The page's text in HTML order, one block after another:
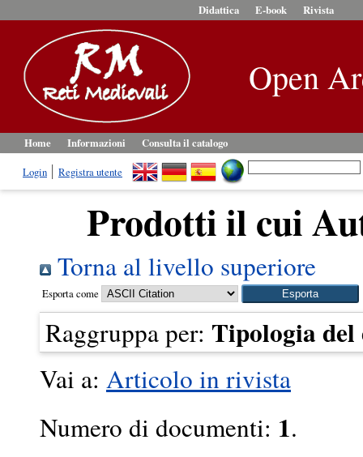
Didattica E-book Rivista
Open
Home Informazioni
Consulta il catalogo
Login
Registra utente
Prodotti il cui
Torna al livello superiore
Esporta come
Raggruppa per: Tipologia del
Vai a: Articolo in rivista
Numero di documenti: 1.